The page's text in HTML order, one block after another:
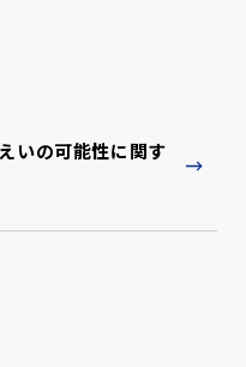
いの可能性に関す